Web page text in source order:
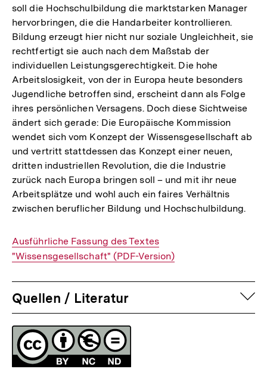
soll die Hochschulbildung die marktstarken Manager
hervorbringen, die die Handarbeiter kontrollieren.
Bildung erzeugt hier nicht nur soziale Ungleichheit, sie
rechtfertigt sie auch nach dem Maßstab der
individuellen Leistungsgerechtigkeit. Die hohe
Arbeitslosigkeit, von der in Europa heute besonders
Jugendliche betroffen sind, erscheint dann als Folge
ihres persönlichen Versagens. Doch diese Sichtweise
ändert sich gerade: Die Europäische Kommission
wendet sich vom Konzept der Wissensgesellschaft ab
und vertritt stattdessen das Konzept einer neuen,
dritten industriellen Revolution, die die Industrie
zurück nach Europa bringen soll – und mit ihr neue
Arbeitsplätze und wohl auch ein faires Verhältnis
zwischen beruflicher Bildung und Hochschulbildung.
Interner
Link:
Ausführliche Fassung des Textes
"Wissensgesellschaft" (PDF-Version)
Quellen / Literatur
Fussnoten
Lizenz